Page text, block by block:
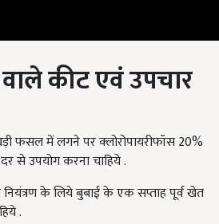
वालेकीटएवंउपचार
फसल में लगने पर क्लोरोपायरीफॉस 20%
से उपयोग करना चाहिये .
नियंत्रण के लिये बुबाई के एक सप्ताह पूर्व खेत
.